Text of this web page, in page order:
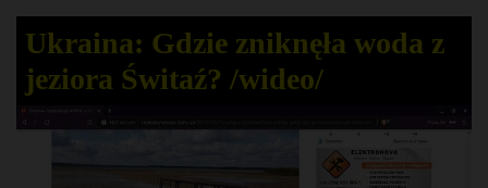
Ukraina: Gdzie zniknęła woda z
jeziora Świtaź? /wideo/